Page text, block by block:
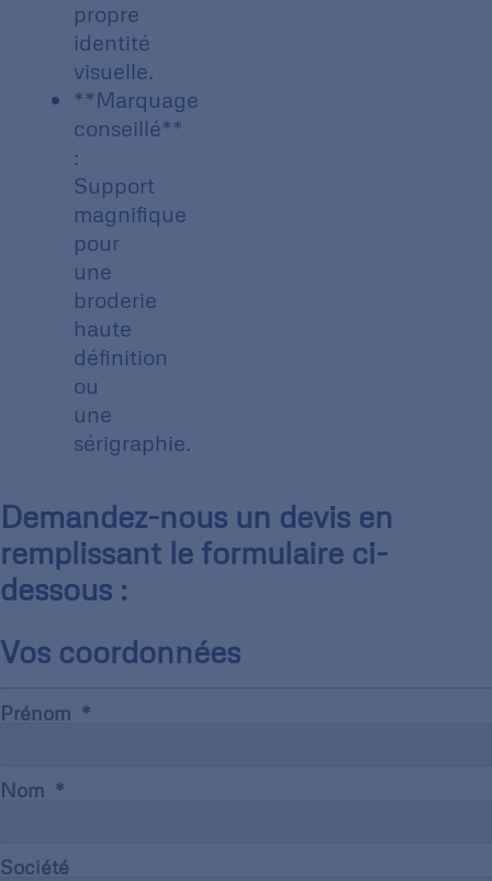
propre
identité
visuelle.
**Marquage
conseillé**
:
Support
magnifique
pour
une
broderie
haute
définition
ou
une
sérigraphie.
Demandez-nous un devis en
remplissant le formulaire ci-
dessous :
Vos coordonnées
Prénom
Nom
Société